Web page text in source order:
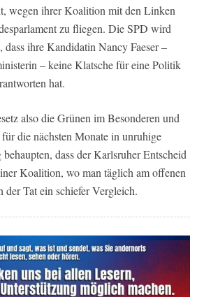
wegen ihrer Koalition mit den Linken
zu fliegen. Die SPD wird
ihre Kandidatin Nancy Faeser –
– keine Klatsche für eine Politik
hat.
also die Grünen im Besonderen und
die nächsten Monate in unruhige
dass der Karlsruher Entscheid
Koalition, wo man täglich am offenen
der Tat ein schiefer Vergleich.